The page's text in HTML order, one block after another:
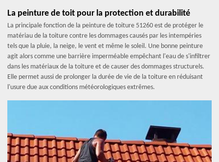
La peinture de toit pour la protection et durabilité
La principale fonction de la peinture de toiture 51260 est de protéger le
matériau de la toiture contre les dommages causés par les intempéries
tels que la pluie, la neige, le vent et même le soleil. Une bonne peinture
agit alors comme une barrière imperméable empêchant l'eau de s'infiltrer
dans les matériaux de la toiture et de causer des dommages structurels.
Elle permet aussi de prolonger la durée de vie de la toiture en réduisant
l'usure due aux conditions météorologiques extrêmes.